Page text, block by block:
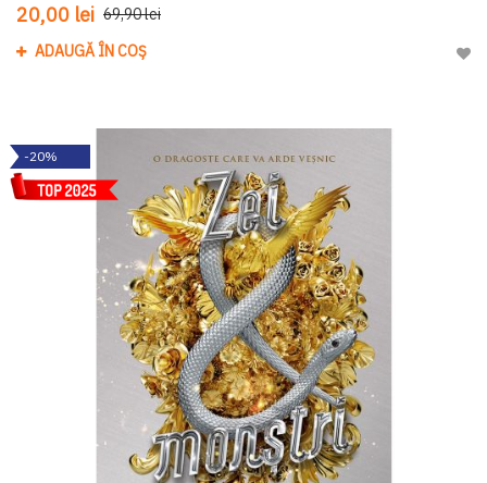
20,00 lei 69,90 lei
ADAUGĂ ÎN COȘ
-20%